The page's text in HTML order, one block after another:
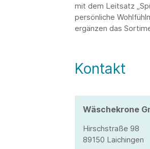
mit dem Leitsatz
persönliche
ergänzen das
Kontakt
Wäschekrone
Hirschstraße 98
89150 Laichingen